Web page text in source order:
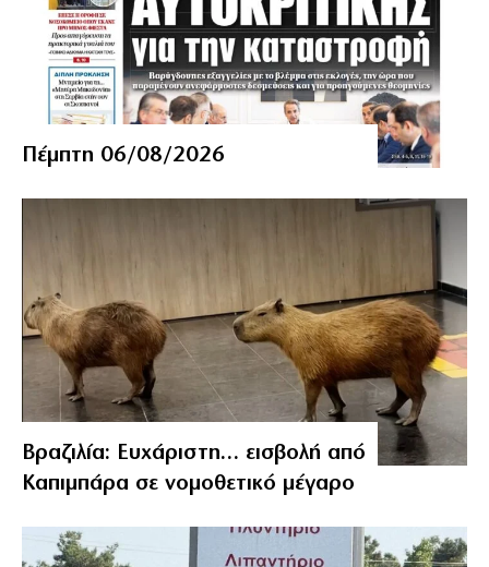
Πέμπτη 06/08/2026
Βραζιλία: Ευχάριστη… εισβολή από
Καπιμπάρα σε νομοθετικό μέγαρο